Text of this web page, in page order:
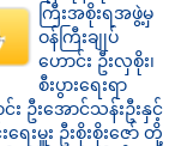
ကြီးအစိုးရအဖွဲ့မှ
ဝန်ကြီးချုပ်
ဟောင်း ဦးလှစိုး၊
စီးပွားရေးရာ
း ဦးအောင်သန်းဦးနှင့်
းမှူး ဦးစိုးစိုးဇော် တို့